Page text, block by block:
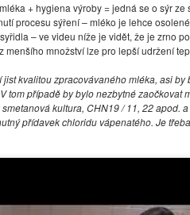
+ hygiena výroby = jedná se o sýr ze
procesu sýření – mléko je lehce
– ve videu níže je vidět, že je zrno
menšího množství lze pro lepší udržení
jist kvalitou zpracovávaného mléka, asi
tom případě by bylo nezbytné zaočkovat
kultura, CHN19 / 11, 22 apod.
přídavek chloridu vápenatého. Je